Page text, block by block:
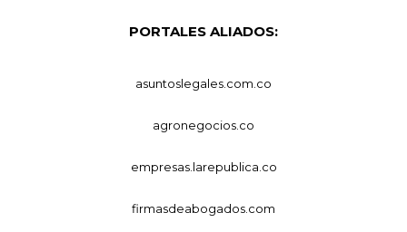
PORTALES ALIADOS:
asuntoslegales.com.co
agronegocios.co
empresas.larepublica.co
firmasdeabogados.com